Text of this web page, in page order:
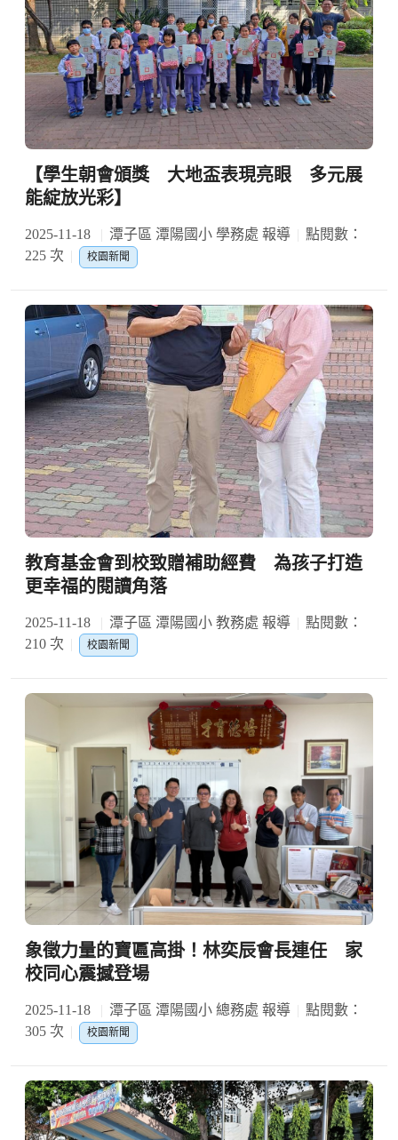
【學生朝會頒獎 大地盃表現亮眼 多元展
能綻放光彩】
2025-11-18 潭子區 潭陽國小 學務處 報導
點閱數：
225 次
校園新聞
教育基金會到校致贈補助經費 為孩子打造
更幸福的閱讀角落
2025-11-18 潭子區 潭陽國小 教務處 報導
點閱數：
210 次
校園新聞
象徵力量的寶匾高掛！林奕辰會長連任 家
校同心震撼登場
2025-11-18 潭子區 潭陽國小 總務處 報導
點閱數：
305 次
校園新聞